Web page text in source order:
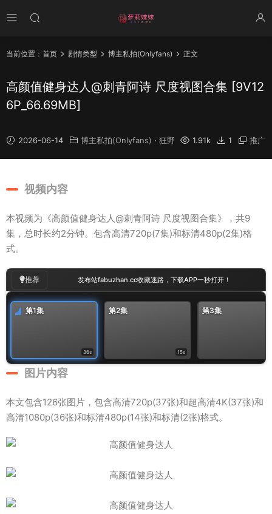
当前位置： 首页 剧情类型 博主私拍(Onlyfans) 正文
高颜值健身达人@刺青阿诗 尺度视图合集 [9V12
6P_66.69MB]
2026-06-14 博主私拍(Onlyfans) · 狂野 1.91k 1 推广
视频内容
本视频为《高颜值健身达人@刺青阿诗 尺度视图合集》，共9
集，总时长约2分钟。包含高清720p(7集)和标清480p(2集)格
式。
推荐 发布站fabuzhan.cc收藏迷路，下载APP一秒打开！
36s
第1集
15s
第2集 第3集
图片内容
本文包含126张图片，包含高清720p(37张)和超高清4K(37张)和
高清1080p(36张)和标清480p(14张)和标清(2张)格式。